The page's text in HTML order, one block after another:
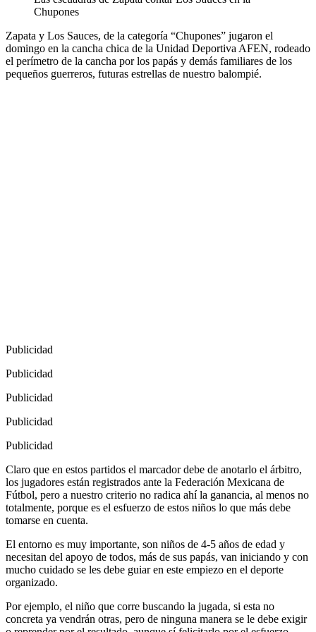
Chupones
Zapata y Los Sauces, de la categoría “Chupones” jugaron el
domingo en la cancha chica de la Unidad Deportiva AFEN, rodeado
el perímetro de la cancha por los papás y demás familiares de los
pequeños guerreros, futuras estrellas de nuestro balompié.
Publicidad
Publicidad
Publicidad
Publicidad
Publicidad
Claro que en estos partidos el marcador debe de anotarlo el árbitro,
los jugadores están registrados ante la Federación Mexicana de
Fútbol, pero a nuestro criterio no radica ahí la ganancia, al menos no
totalmente, porque es el esfuerzo de estos niños lo que más debe
tomarse en cuenta.
El entorno es muy importante, son niños de 4-5 años de edad y
necesitan del apoyo de todos, más de sus papás, van iniciando y con
mucho cuidado se les debe guiar en este empiezo en el deporte
organizado.
Por ejemplo, el niño que corre buscando la jugada, si esta no
concreta ya vendrán otras, pero de ninguna manera se le debe exigir